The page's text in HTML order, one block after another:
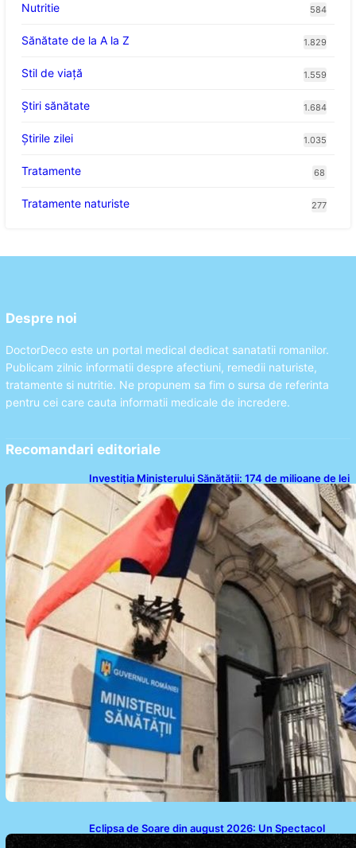
Nutritie 584
Sănătate de la A la Z 1.829
Stil de viaţă 1.559
Ştiri sănătate 1.684
Știrile zilei 1.035
Tratamente 68
Tratamente naturiste 277
Despre noi
DoctorDeco este un portal medical dedicat sanatatii romanilor.
Publicam zilnic informatii despre afectiuni, remedii naturiste,
tratamente si nutritie. Ne propunem sa fim o sursa de referinta
pentru cei care cauta informatii medicale de incredere.
Recomandari editoriale
Investiția Ministerului Sănătății: 174 de milioane de lei
pentru modernizarea sistemului sanitar din România
Eclipsa de Soare din august 2026: Un Spectacol
Astronomic Pe Cerul României